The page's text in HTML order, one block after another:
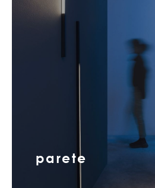
parete